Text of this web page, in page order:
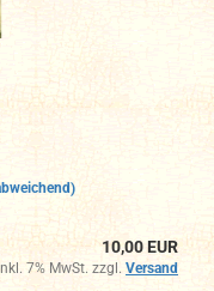
10,00 EUR
7% MwSt. zzgl. Versand